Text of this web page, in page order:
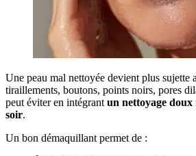
Une peau mal nettoyée devient plus sujette
tiraillements, boutons, points noirs, pores
peut éviter en intégrant un nettoyage doux
soir.
Un bon démaquillant permet de :